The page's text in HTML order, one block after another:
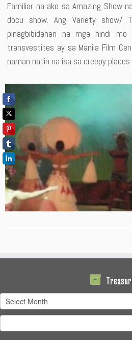
Familiar na ako sa Amazing Show
docu show. Ang Variety show/
pinagbibidahan na mga hindi mo
transvestites ay sa Manila Film
naman natin na isa sa creepy
Treasures
for: